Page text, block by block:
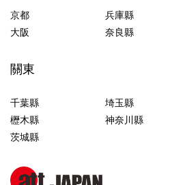
京都 兵庫縣
大阪
奈良縣
關東
千葉縣 埼玉縣
櫪木縣
神奈川縣
茨城縣